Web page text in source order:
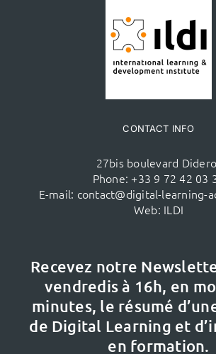
CONTACT INFO
27bis boulevard
Phone: +33 9 72 42 03
E-mail: contact@digital-learning-
Web: ILDI
Recevez notre
vendredis à 16h, en
minutes, le résumé
de Digital Learning et
en formation.